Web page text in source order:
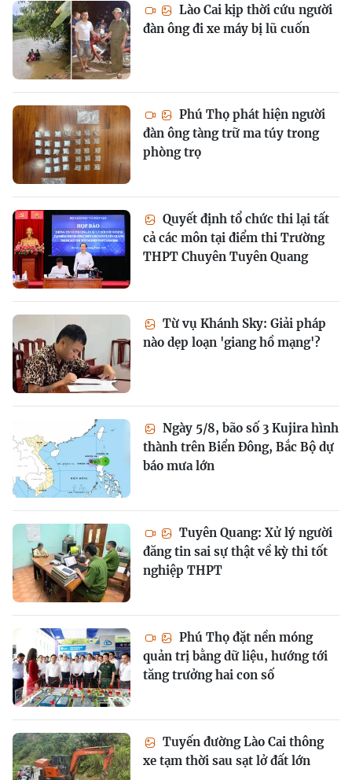
Lào Cai kịp thời cứu người
đàn ông đi xe máy bị lũ cuốn
Phú Thọ phát hiện người
đàn ông tàng trữ ma túy trong
phòng trọ
Quyết định tổ chức thi lại tất
cả các môn tại điểm thi Trường
THPT Chuyên Tuyên Quang
Từ vụ Khánh Sky: Giải pháp
nào dẹp loạn 'giang hồ mạng'?
Ngày 5/8, bão số 3 Kujira hình
thành trên Biển Đông, Bắc Bộ dự
báo mưa lớn
Tuyên Quang: Xử lý người
đăng tin sai sự thật về kỳ thi tốt
nghiệp THPT
Phú Thọ đặt nền móng
quản trị bằng dữ liệu, hướng tới
tăng trưởng hai con số
Tuyến đường Lào Cai thông
xe tạm thời sau sạt lở đất lớn